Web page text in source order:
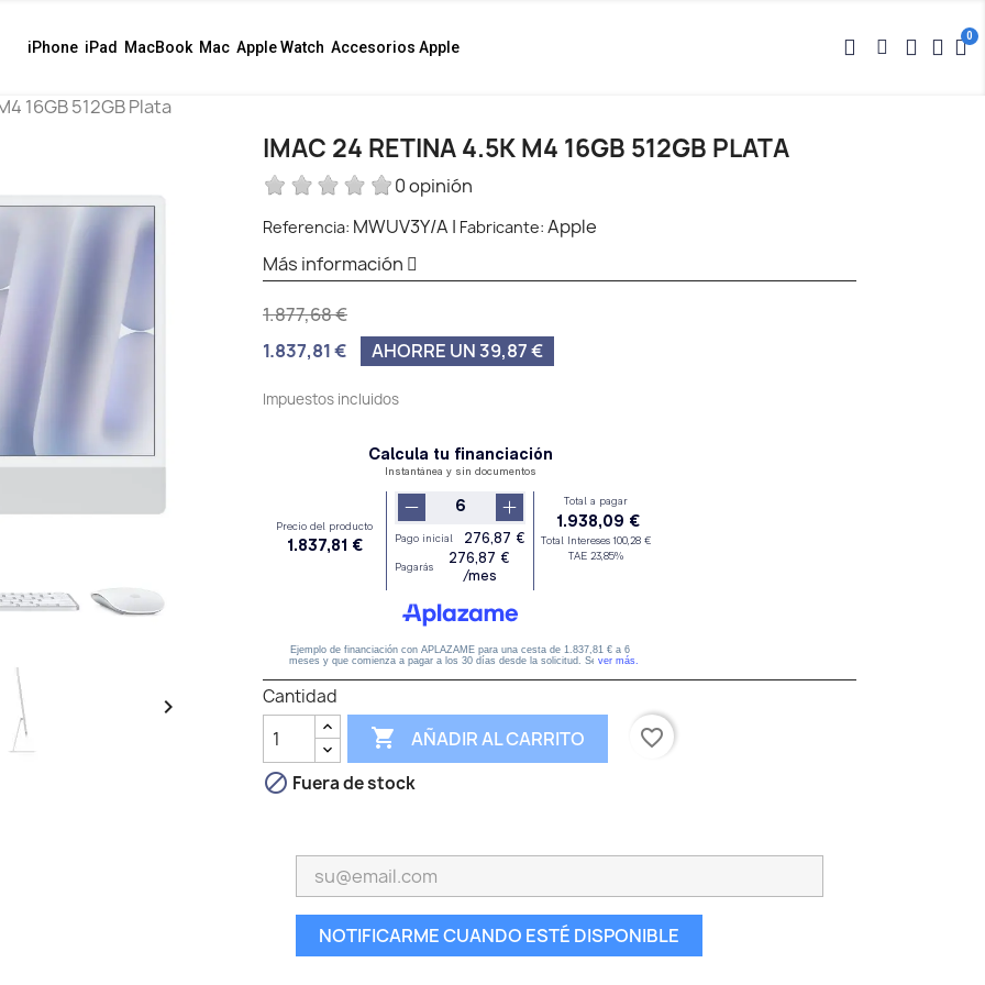
iPhone iPad MacBook Mac Apple Watch Accesorios Apple
16GB 512GB Plata

IMAC 24 RETINA 4.5K M4 16GB 512GB PLATA
0 opinión
Referencia: MWUV3Y/A | Fabricante: Apple
Más información
1.877,68 €
1.837,81 €
AHORRE UN 39,87 €
Impuestos incluidos
Cantidad
 AÑADIR AL CARRITO
favorite_border
 Fuera de stock
NOTIFICARME CUANDO ESTÉ DISPONIBLE